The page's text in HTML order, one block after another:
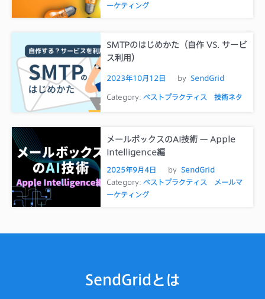
ーケティング
SMTPのはじめかた（自作 VS. サービ
ス利用）
2023年10月12日 by SendGrid
Category: ベストプラクティス 技術ネタ
メールボックスのAI技術 — Apple
Intelligence編
2025年9月4日 by SendGrid
Category: ベストプラクティス
メールマ
ーケティング
SendGridとは